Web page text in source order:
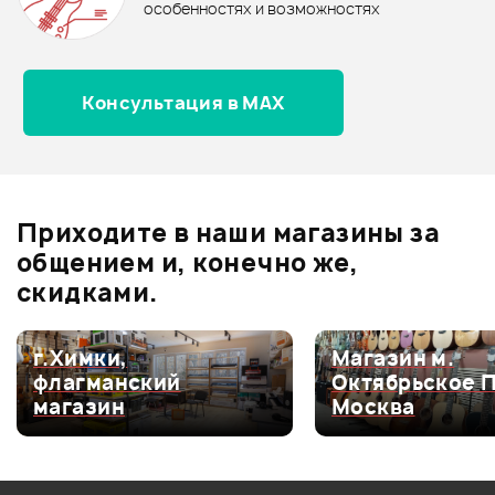
Оценка5
Оценка4
Оценка1
Мой отзыв о товаре
Ваша оценка:
Впечатления о товаре:
особенностях и возможностях
Консультация в MAX
Приходите в наши магазины за
общением и, конечно же,
скидками.
г.Химки,
флагманский
магазин
Магазин м.
Октябрьское
Москва